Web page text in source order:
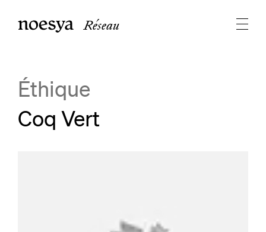
Réseau
Éthique
Coq Vert